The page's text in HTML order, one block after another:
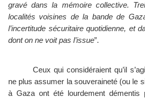
gravé dans la mémoire collective.
localités voisines de la bande de
l’incertitude sécuritaire quotidienne, et
dont on ne voit pas l’issue”.
Ceux qui considéraient qu’il
ne plus assumer la souveraineté (ou le
à Gaza ont été lourdement